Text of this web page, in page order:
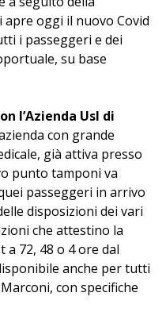
apre oggi il nuovo Covid
i passeggeri e dei
su base
l’Azienda Usl di
con grande
già attiva presso
punto tamponi va
passeggeri in arrivo
disposizioni dei vari
che attestino la
a 72, 48 o 4 ore dal
anche per tutti
con specifiche